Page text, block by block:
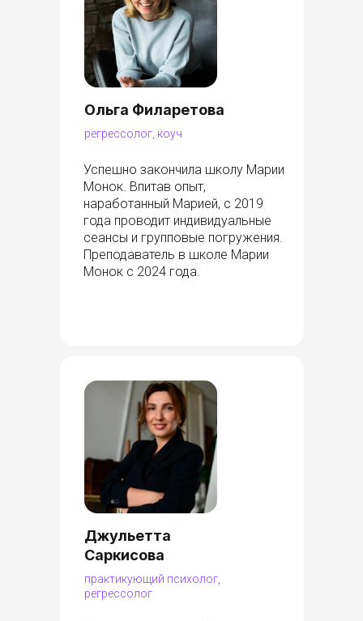
Успешно закончила школу Марии
Монок. Впитав опыт,
наработанный Марией, с 2019
года проводит индивидуальные
сеансы и групповые погружения.
Преподаватель в школе Марии
Монок с 2024 года.
Ольга Филаретова
регрессолог, коуч
Джульетта
Саркисова
практикующий психолог,
регрессолог